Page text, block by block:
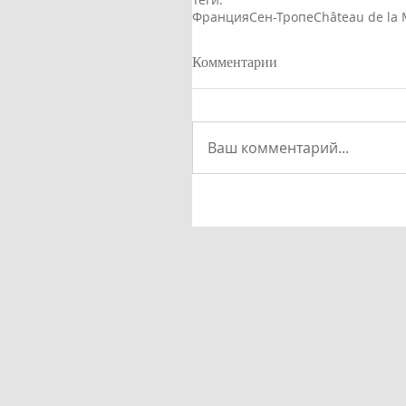
ФранцияСен-ТропеChâteau de la
Комментарии
Ваш комментарий...